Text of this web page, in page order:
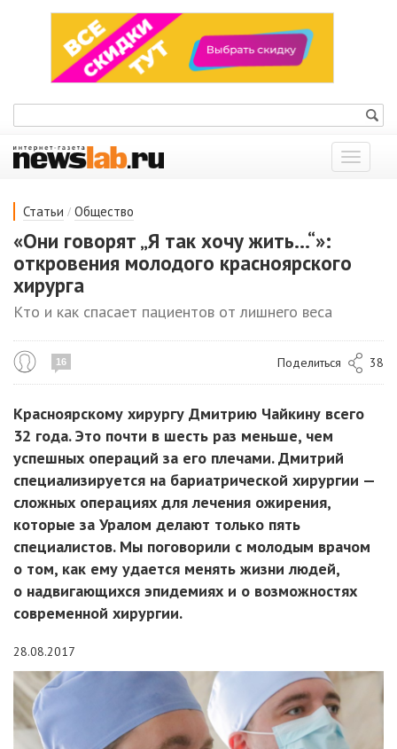
Показать
меню
Статьи / Общество
«Они говорят „Я так хочу жить...“»:
откровения молодого красноярского
хирурга
Кто и как спасает пациентов от лишнего веса
16 Поделиться 38
Красноярскому хирургу Дмитрию Чайкину всего
32 года. Это почти в шесть раз меньше, чем
успешных операций за его плечами. Дмитрий
специализируется на бариатрической хирургии —
сложных операциях для лечения ожирения,
которые за Уралом делают только пять
специалистов. Мы поговорили с молодым врачом
о том, как ему удается менять жизни людей,
о надвигающихся эпидемиях и о возможностях
современной хирургии.
28.08.2017